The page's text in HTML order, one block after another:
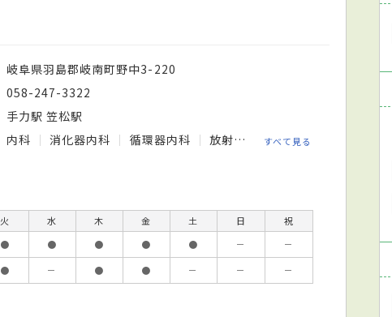
岐阜県羽島郡岐南町野中3-220
058-247-3322
手力駅 笠松駅
内科
消化器内科 循環器内科 放射線科 すべて見る
火 水 木 金 土 日
祝
● ● ● ● ● －
－
● － ● ● － － －